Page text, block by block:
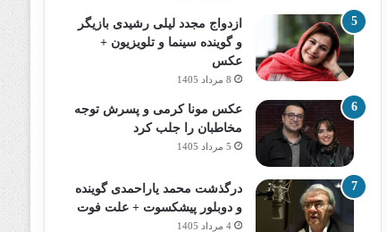
ازدواج مجدد لیلی رشیدی بازیگر
و گوینده سینما و تلویزیون +
عکس
8 مرداد 1405
عکس مونا کرمی و پسرش توجه
مخاطبان را جلب کرد
5 مرداد 1405
درگذشت محمد یاراحمدی گوینده
و دوبلور پیشکسوت + علت فوت
4 مرداد 1405